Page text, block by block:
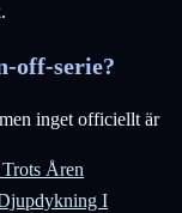
off-serie?
inget officiellt är
Åren
I